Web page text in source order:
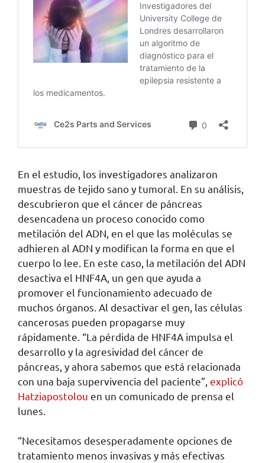
En el estudio, los investigadores analizaron
muestras de tejido sano y tumoral. En su análisis,
descubrieron que el cáncer de páncreas
desencadena un proceso conocido como
metilación del ADN, en el que las moléculas se
adhieren al ADN y modifican la forma en que el
cuerpo lo lee. En este caso, la metilación del ADN
desactiva el HNF4A, un gen que ayuda a
promover el funcionamiento adecuado de
muchos órganos. Al desactivar el gen, las células
cancerosas pueden propagarse muy
rápidamente. “La pérdida de HNF4A impulsa el
desarrollo y la agresividad del cáncer de
páncreas, y ahora sabemos que está relacionada
con una baja supervivencia del paciente”, explicó
Hatziapostolou en un comunicado de prensa el
lunes.
“Necesitamos desesperadamente opciones de
tratamiento menos invasivas y más efectivas